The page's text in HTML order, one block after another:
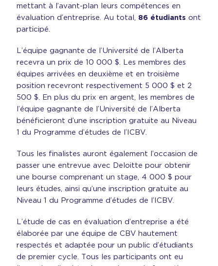
mettant à l’avant-plan leurs compétences en
évaluation d’entreprise. Au total, 86 étudiants ont
participé.
ChatGPT
L’équipe gagnante de l’Université de l’Alberta
recevra un prix de 10 000 $. Les membres des
équipes arrivées en deuxième et en troisième
position recevront respectivement 5 000 $ et 2
500 $. En plus du prix en argent, les membres de
l’équipe gagnante de l’Université de l’Alberta
bénéficieront d’une inscription gratuite au Niveau
1 du Programme d’études de l’ICBV.
Tous les finalistes auront également l’occasion de
passer une entrevue avec Deloitte pour obtenir
une bourse comprenant un stage, 4 000 $ pour
leurs études, ainsi qu’une inscription gratuite au
Niveau 1 du Programme d’études de l’ICBV.
L’étude de cas en évaluation d’entreprise a été
élaborée par une équipe de CBV hautement
respectés et adaptée pour un public d’étudiants
de premier cycle. Tous les participants ont eu